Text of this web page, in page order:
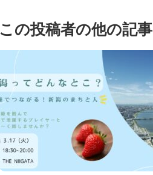
この投稿者の他の記事